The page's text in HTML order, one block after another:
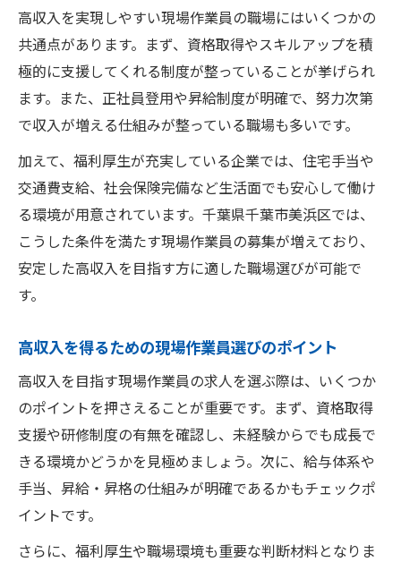
高収入を実現しやすい現場作業員の職場にはいくつかの
共通点があります。まず、資格取得やスキルアップを積
極的に支援してくれる制度が整っていることが挙げられ
ます。また、正社員登用や昇給制度が明確で、努力次第
で収入が増える仕組みが整っている職場も多いです。
加えて、福利厚生が充実している企業では、住宅手当や
交通費支給、社会保険完備など生活面でも安心して働け
る環境が用意されています。千葉県千葉市美浜区では、
こうした条件を満たす現場作業員の募集が増えており、
安定した高収入を目指す方に適した職場選びが可能で
す。
高収入を得るための現場作業員選びのポイント
高収入を目指す現場作業員の求人を選ぶ際は、いくつか
のポイントを押さえることが重要です。まず、資格取得
支援や研修制度の有無を確認し、未経験からでも成長で
きる環境かどうかを見極めましょう。次に、給与体系や
手当、昇給・昇格の仕組みが明確であるかもチェックポ
イントです。
さらに、福利厚生や職場環境も重要な判断材料となりま